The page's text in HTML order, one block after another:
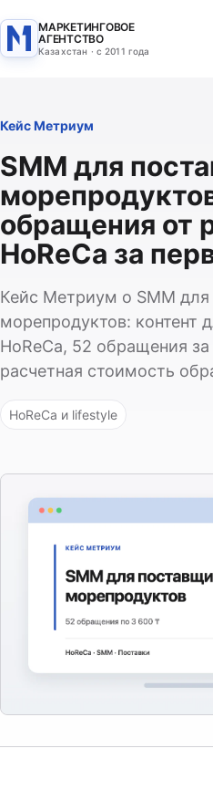
МАРКЕТИНГОВОЕ
АГЕНТСТВО
Казахстан · с 2011 года
Кейс Метриум
SMM для
обращения от
HoReCa за
Кейс Метриум о SMM
морепродуктов: контент
HoReCa, 52 обращения
расчетная стоимость
HoReCa и lifestyle